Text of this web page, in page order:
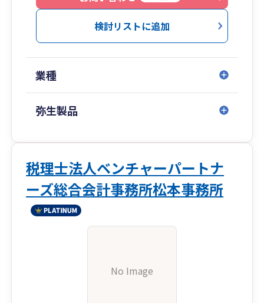
検討リストに追加
業種
弥生製品
税理士法人ベンチャーパートナ
ーズ総合会計事務所松本事務所
No Image